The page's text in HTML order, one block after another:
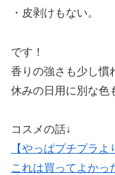
・皮剥けもない。
です！
香りの強さも少し
休みの日用に別な色
コスメの話↓
【やっぱプチプラ
これは買ってよかっ